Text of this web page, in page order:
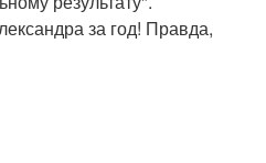
за год! Правда,